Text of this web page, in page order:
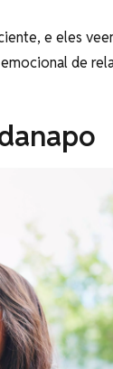
e eles
de